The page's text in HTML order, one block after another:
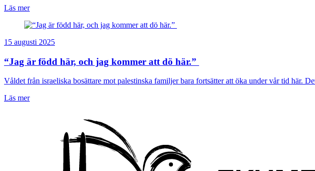
Läs mer
15 augusti 2025
“Jag är född här, och jag kommer att dö här.”
Våldet från israeliska bosättare mot palestinska familjer bara fortsätter att öka under vår tid här.
Läs mer